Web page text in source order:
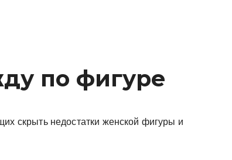
по фигуре
скрыть недостатки женской фигуры и